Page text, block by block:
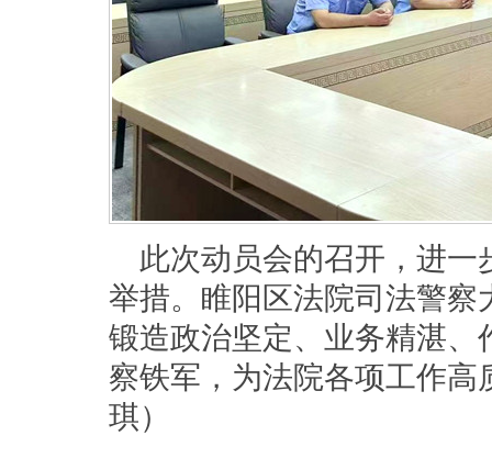
此次动员会的召开，进
举措。睢阳区法院司法警
锻造政治坚定、业务精湛
察铁军，为法院各项工作
琪）